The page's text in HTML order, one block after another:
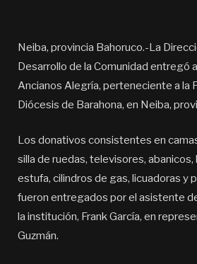
Neiba, provincia Bahoruco.-La
Desarrollo de la Comunidad entregó
Ancianos Alegría, perteneciente a la
Diócesis de Barahona, en Neiba,
Los donativos consistentes en
silla de ruedas, televisores, abanicos,
estufa, cilindros de gas, licuadoras y
fueron entregados por el asistente
la institución, Frank García, en
Guzmán.